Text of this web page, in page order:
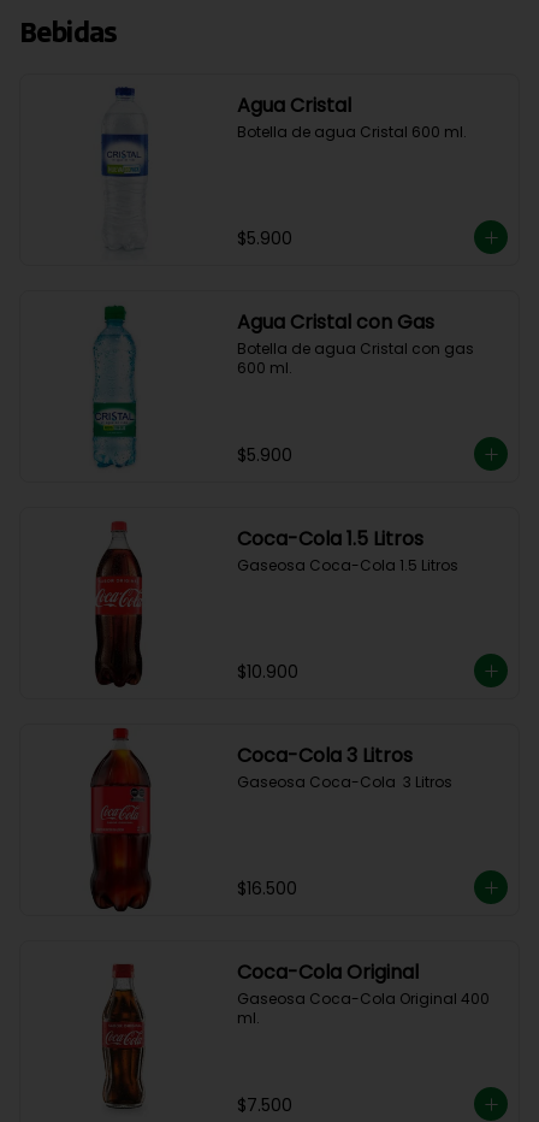
Bebidas
Agua Cristal
Botella de agua Cristal 600 ml.
$5.900
Agua Cristal con Gas
Botella de agua Cristal con gas
600 ml.
$5.900
Coca-Cola 1.5 Litros
Gaseosa Coca-Cola 1.5 Litros
$10.900
Coca-Cola 3 Litros
Gaseosa Coca-Cola  3 Litros
$16.500
Coca-Cola Original
Gaseosa Coca-Cola Original 400
ml.
$7.500